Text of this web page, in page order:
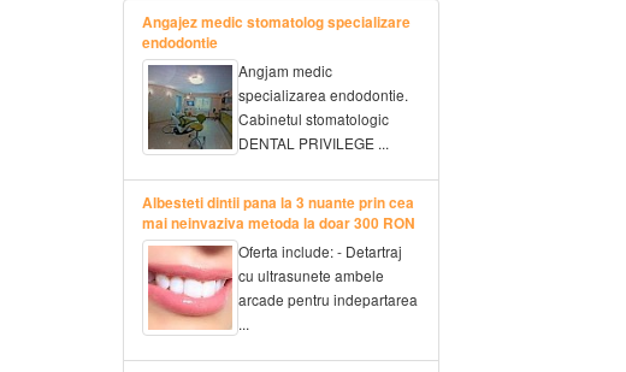
Angajez medic stomatolog specializare
endodontie
Angjam medic
specializarea endodontie.
Cabinetul stomatologic
DENTAL PRIVILEGE ...
Albesteti dintii pana la 3 nuante prin cea
mai neinvaziva metoda la doar 300 RON
Oferta include: - Detartraj
cu ultrasunete ambele
arcade pentru indepartarea
...